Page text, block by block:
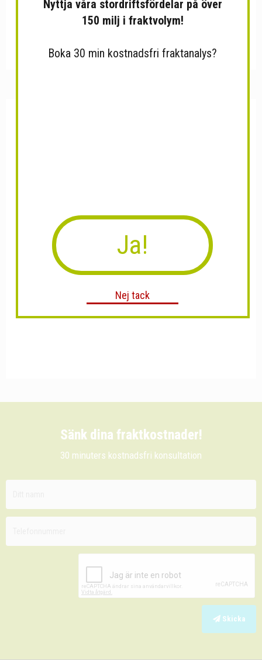
BS-25...
Sänk dina fraktkostnader!
30 minuters kostnadsfri konsultation
Skicka
Nyttja våra stordriftsfördelar på över
150 milj i fraktvolym!
Boka 30 min kostnadsfri fraktanalys?
Ja!
Nej tack